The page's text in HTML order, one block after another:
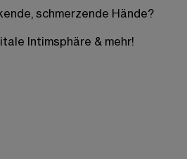
schmerzende Hände?
Intimsphäre & mehr!